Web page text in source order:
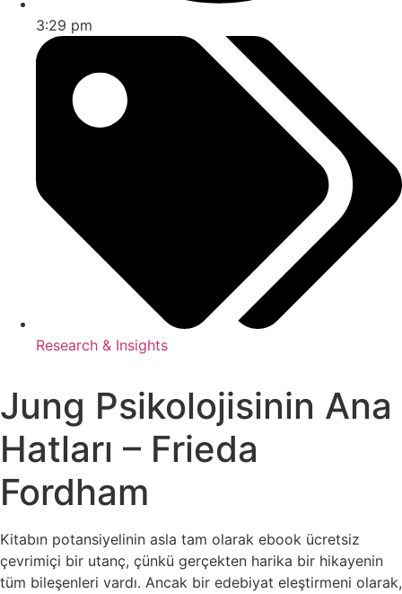
3:29 pm
Research & Insights
Jung Psikolojisinin Ana
Hatları – Frieda
Fordham
Kitabın potansiyelinin asla tam olarak ebook ücretsiz
çevrimiçi bir utanç, çünkü gerçekten harika bir hikayenin
tüm bileşenleri vardı. Ancak bir edebiyat eleştirmeni olarak,